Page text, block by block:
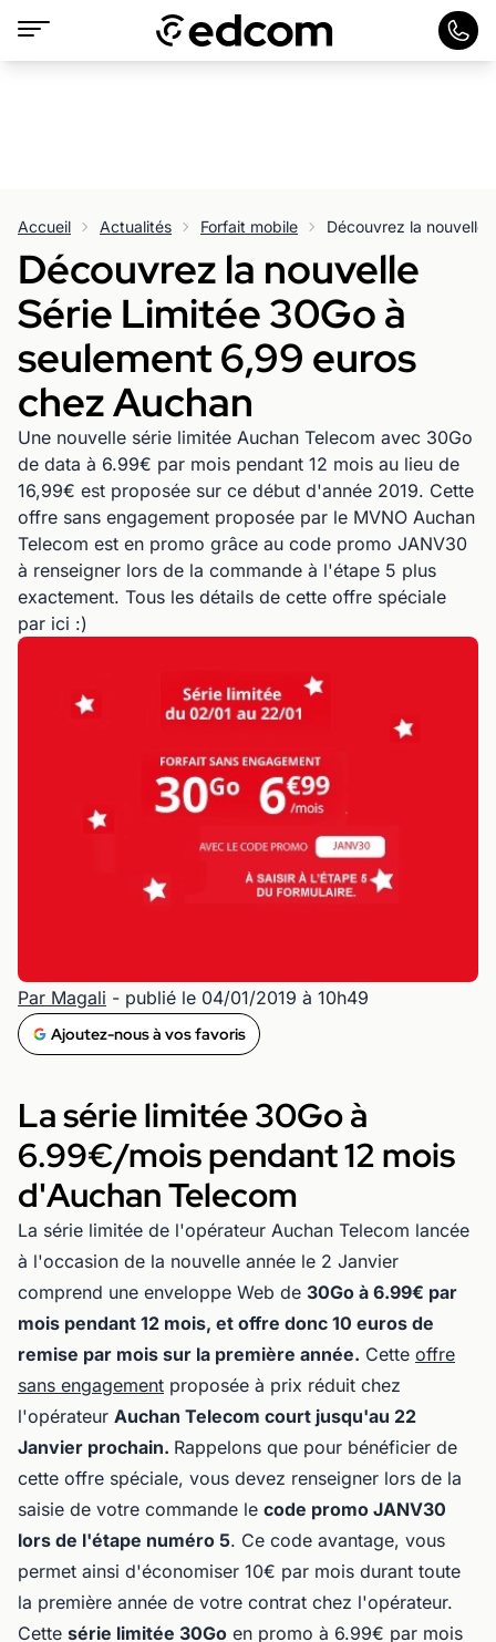
Accueil Actualités Forfait mobile
Découvrez la nouvelle
Série Limitée 30Go à
seulement 6,99 euros
chez Auchan
Une nouvelle série limitée Auchan Telecom avec 30Go
de data à 6.99€ par mois pendant 12 mois au lieu de
16,99€ est proposée sur ce début d'année 2019. Cette
offre sans engagement proposée par le MVNO Auchan
Telecom est en promo grâce au code promo JANV30
à renseigner lors de la commande à l'étape 5 plus
exactement. Tous les détails de cette offre spéciale
par ici :)
Par Magali - publié le 04/01/2019 à 10h49
Ajoutez-nous à vos favoris
La série limitée 30Go à
6.99€/mois pendant 12 mois
d'Auchan Telecom
La série limitée de l'opérateur Auchan Telecom lancée
à l'occasion de la nouvelle année le 2 Janvier
comprend une enveloppe Web de 30Go à 6.99€ par
mois pendant 12 mois, et offre donc 10 euros de
remise par mois sur la première année. Cette offre
sans engagement proposée à prix réduit chez
l'opérateur Auchan Telecom court jusqu'au 22
Janvier prochain. Rappelons que pour bénéficier de
cette offre spéciale, vous devez renseigner lors de la
saisie de votre commande le code promo JANV30
lors de l'étape numéro 5. Ce code avantage, vous
permet ainsi d'économiser 10€ par mois durant toute
la première année de votre contrat chez l'opérateur.
Cette série limitée 30Go en promo à 6.99€ par mois